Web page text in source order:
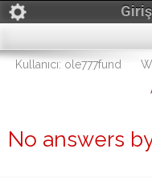
Giriş
Kullanıcı: ole777fund
No answers